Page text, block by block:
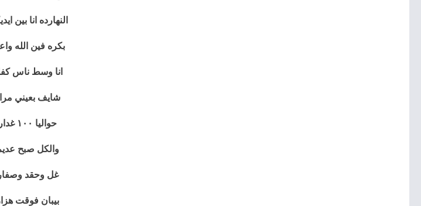
النهارده انا بين
بكره فين الله
انا وسط ناس
شايف بعيني
حواليا ١٠٠ غدار
والكل صبح
غل وحقد وصفار
بيبان فوقت